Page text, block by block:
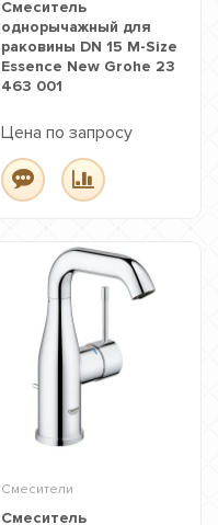
Смеситель
однорычажный для
раковины DN 15 M-Size
Essence New Grohe 23
463 001
Цена по запросу
Смесители
Смеситель